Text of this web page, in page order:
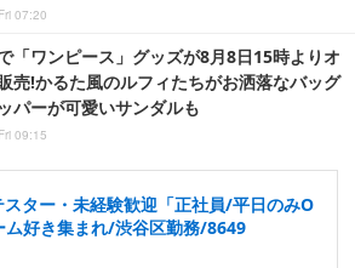
07:20
「ワンピース」グッズが8月8日15時よりオ
売!かるた風のルフィたちがお洒落なバッグ
パーが可愛いサンダルも
09:15
ター・未経験歓迎「正社員/平日のみO
ム好き集まれ/渋谷区勤務/8649